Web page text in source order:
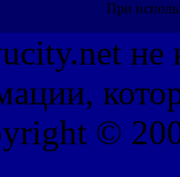
При
не
©